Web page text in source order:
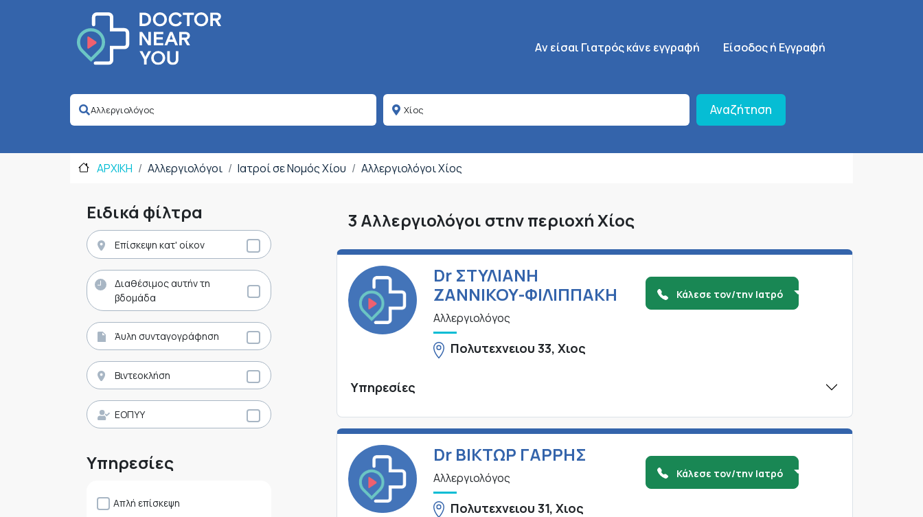
Κεντρική πλοήγηση
Aν είσαι Γιατρός κάνε εγγραφή SignUp Menu
Είσοδος ή Εγγραφή
Αναζήτηση
ΑΡΧΙΚΗ Αλλεργιολόγοι Ιατροί σε Νομός Χίου Αλλεργιολόγοι Χίος
Ειδικά φίλτρα
Επίσκεψη κατ' οίκον
Διαθέσιμος αυτήν τη
βδομάδα
Άυλη συνταγογράφηση
Βιντεοκλήση
ΕΟΠΥΥ
Υπηρεσίες
Απλή επίσκεψη
3 Αλλεργιολόγοι στην περιοχή Χίος
Dr ΣΤΥΛΙΑΝΗ
ΖΑΝΝΙΚΟΥ-ΦΙΛΙΠΠΑΚΗ
Αλλεργιολόγος
Πολυτεχνειου 33, Χιος
Κάλεσε τον/την Ιατρό
Υπηρεσίες
Dr ΒΙΚΤΩΡ ΓΑΡΡΗΣ
Αλλεργιολόγος
Πολυτεχνειου 31, Χιος
Κάλεσε τον/την Ιατρό